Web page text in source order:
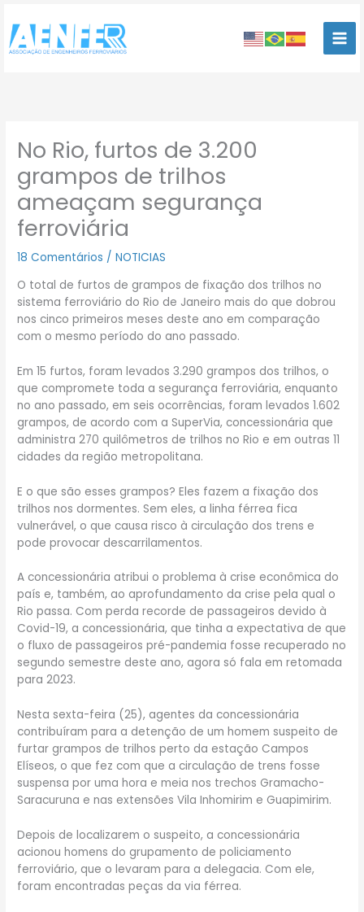
para
conteúdo
No Rio, furtos de 3.200
grampos de trilhos
ameaçam segurança
ferroviária
18 Comentários /NOTICIAS
O total de furtos de grampos de fixação dos trilhos no
sistema ferroviário do Rio de Janeiro mais do que dobrou
nos cinco primeiros meses deste ano em comparação
com o mesmo período do ano passado.
Em 15 furtos, foram levados 3.290 grampos dos trilhos, o
que compromete toda a segurança ferroviária, enquanto
no ano passado, em seis ocorrências, foram levados 1.602
grampos, de acordo com a SuperVia, concessionária que
administra 270 quilômetros de trilhos no Rio e em outras 11
cidades da região metropolitana.
E o que são esses grampos? Eles fazem a fixação dos
trilhos nos dormentes. Sem eles, a linha férrea fica
vulnerável, o que causa risco à circulação dos trens e
pode provocar descarrilamentos.
A concessionária atribui o problema à crise econômica do
país e, também, ao aprofundamento da crise pela qual o
Rio passa. Com perda recorde de passageiros devido à
Covid-19, a concessionária, que tinha a expectativa de que
o fluxo de passageiros pré-pandemia fosse recuperado no
segundo semestre deste ano, agora só fala em retomada
para 2023.
Nesta sexta-feira (25), agentes da concessionária
contribuíram para a detenção de um homem suspeito de
furtar grampos de trilhos perto da estação Campos
Elíseos, o que fez com que a circulação de trens fosse
suspensa por uma hora e meia nos trechos Gramacho-
Saracuruna e nas extensões Vila Inhomirim e Guapimirim.
Depois de localizarem o suspeito, a concessionária
acionou homens do grupamento de policiamento
ferroviário, que o levaram para a delegacia. Com ele,
foram encontradas peças da via férrea.